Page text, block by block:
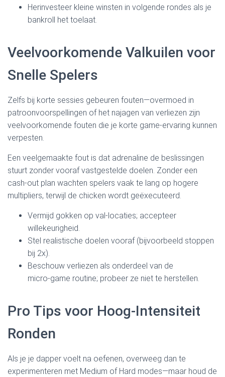
Herinvesteer kleine winsten in volgende rondes als je
bankroll het toelaat.
Veelvoorkomende Valkuilen voor
Snelle Spelers
Zelfs bij korte sessies gebeuren fouten—overmoed in
patroonvoorspellingen of het najagen van verliezen zijn
veelvoorkomende fouten die je korte game-ervaring kunnen
verpesten.
Een veelgemaakte fout is dat adrenaline de beslissingen
stuurt zonder vooraf vastgestelde doelen. Zonder een
cash‑out plan wachten spelers vaak te lang op hogere
multipliers, terwijl de chicken wordt geëxecuteerd.
Vermijd gokken op val-locaties; accepteer
willekeurigheid.
Stel realistische doelen vooraf (bijvoorbeeld stoppen
bij 2x).
Beschouw verliezen als onderdeel van de
micro‑game routine; probeer ze niet te herstellen.
Pro Tips voor Hoog‑Intensiteit
Ronden
Als je je dapper voelt na oefenen, overweeg dan te
experimenteren met Medium of Hard modes—maar houd de